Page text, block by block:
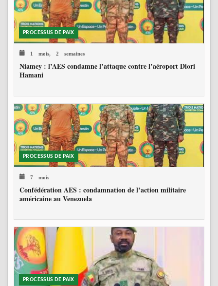
PROCESSUS DE PAIX
1 mois, 2 semaines
Niamey : l’AES condamne l’attaque contre l’aéroport Diori
Hamani
PROCESSUS DE PAIX
7 mois
Confédération AES : condamnation de l’action militaire
américaine au Venezuela
PROCESSUS DE PAIX